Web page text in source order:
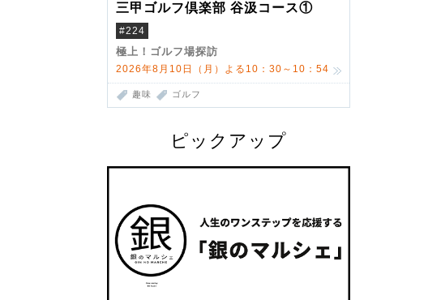
三甲ゴルフ倶楽部 谷汲コース①
#224
極上！ゴルフ場探訪
2026年8月10日（月）よる10：30～10：54
趣味 ゴルフ
ピックアップ